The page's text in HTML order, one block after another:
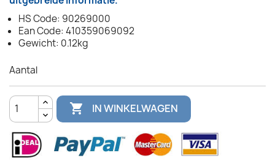
HS Code: 90269000
Ean Code: 410359069092
Gewicht: 0.12kg
Aantal
 IN WINKELWAGEN